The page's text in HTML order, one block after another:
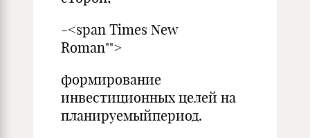
-<span Times New
Roman"">
формирование
инвестиционных целей на
планируемыйпериод.